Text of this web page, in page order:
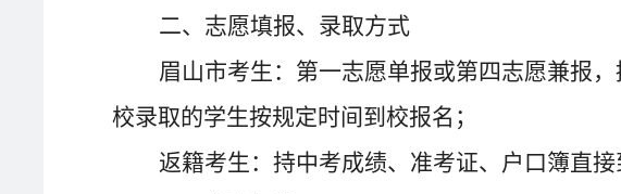
二、志愿填报、录取方式
眉山市考生：第一志愿单报或第四志愿兼报
校录取的学生按规定时间到校报名；
返籍考生：持中考成绩、准考证、户口簿直接